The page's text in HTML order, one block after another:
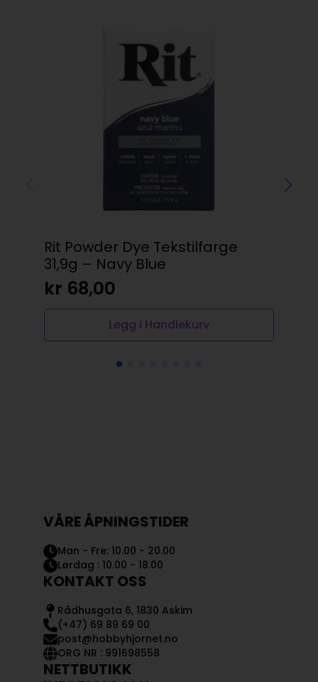
Rit Powder Dye Tekstilfarge
31,9g – Navy Blue
kr 68,00
Legg I Handlekurv
VÅRE ÅPNINGSTIDER
Man - Fre: 10.00 - 20.00
Lørdag : 10.00 - 18.00
KONTAKT OSS
Rådhusgata 6, 1830 Askim
(+47) 69 89 69 00
post@hobbyhjornet.no
ORG NR : 991698558
NETTBUTIKK